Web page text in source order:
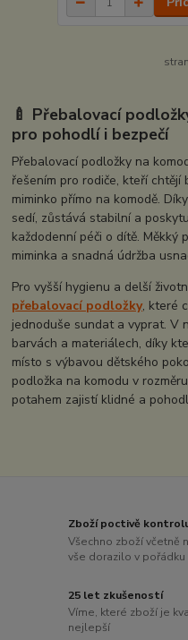
🍼 Přebalovací
pro pohodlí i bezpečí
Přebalovací podložky na
řešením pro rodiče, kteří
miminko přímo na komodě.
sedí, zůstává stabilní a
každodenní péči o dítě. Měkký
miminka a snadná údržba
Pro vyšší hygienu a delší
přebalovací podložky, které
jednoduše sundat a vyprat. V
barvách a materiálech, díky
místo s výbavou dětského
podložka na komodu v
potahem zajistí klidné a
Zboží poctivě
Všechno zboží včetně
vše dorazilo v pořádku
25 let zkušeností
Víme, které zboží je
nejlepší